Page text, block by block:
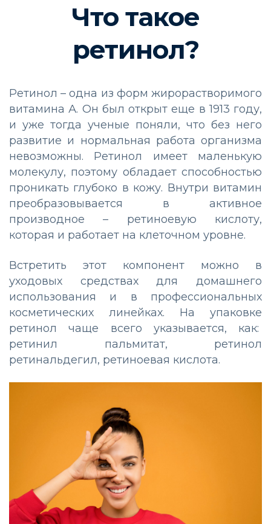
Что такое
ретинол?
Ретинол – одна из форм жирорастворимого
витамина А. Он был открыт еще в 1913 году,
и уже тогда ученые поняли, что без него
развитие и нормальная работа организма
невозможны. Ретинол имеет маленькую
молекулу, поэтому обладает способностью
проникать глубоко в кожу. Внутри витамин
преобразовывается в активное
производное – ретиноевую кислоту,
которая и работает на клеточном уровне.
Встретить этот компонент можно в
уходовых средствах для домашнего
использования и в профессиональных
косметических линейках. На упаковке
ретинол чаще всего указывается, как:
ретинил пальмитат, ретинол
ретинальдегил, ретиноевая кислота.